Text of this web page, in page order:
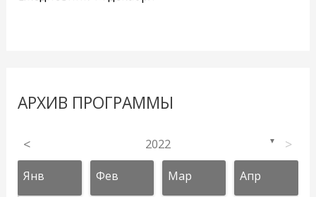
АРХИВ ПРОГРАММЫ
< 2022 ▼ >
Янв Фев Мар Апр